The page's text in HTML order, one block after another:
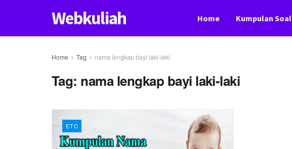
Webkuliah Home Kumpulan Soal
Home Tag nama lengkap bayi laki-laki
Tag: nama lengkap bayi laki-laki
ETC